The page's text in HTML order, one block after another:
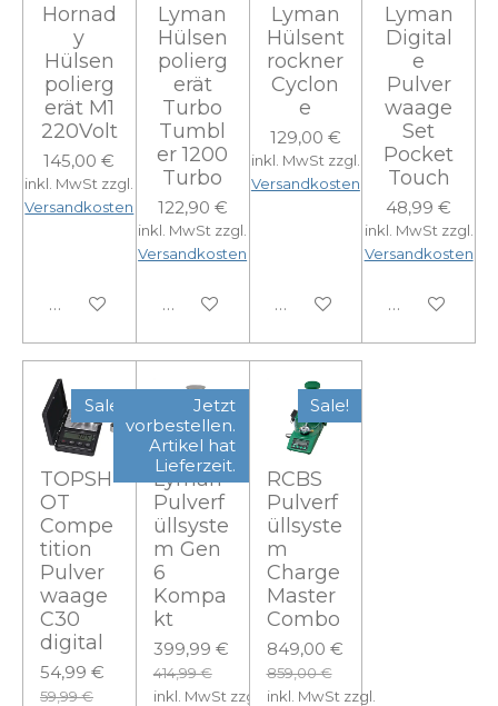
Hornad
y
Hülsen
polierg
erät M1
220Volt
145,00 €
inkl. MwSt zzgl.
Versandkosten
In den Warenkorb
Lyman
Hülsen
polierg
erät
Turbo
Tumbl
er 1200
Turbo
122,90 €
inkl. MwSt zzgl.
Versandkosten
In den Warenkorb
Lyman
Hülsent
rockner
Cyclon
e
129,00 €
inkl. MwSt zzgl.
Versandkosten
In den Warenkorb
Lyman
Digital
e
Pulver
waage
Set
Pocket
Touch
48,99 €
inkl. MwSt zzgl.
Versandkosten
In den
Sale!
TOPSH
OT
Compe
tition
Pulver
waage
C30
digital
54,99 €
59,99 €
Jetzt
vorbestellen.
Artikel hat
Lieferzeit.
Lyman
Pulverf
üllsyste
m Gen
6
Kompa
kt
399,99 €
414,99 €
inkl. MwSt zzgl.
Sale!
RCBS
Pulverf
üllsyste
m
Charge
Master
Combo
849,00 €
859,00 €
inkl. MwSt zzgl.